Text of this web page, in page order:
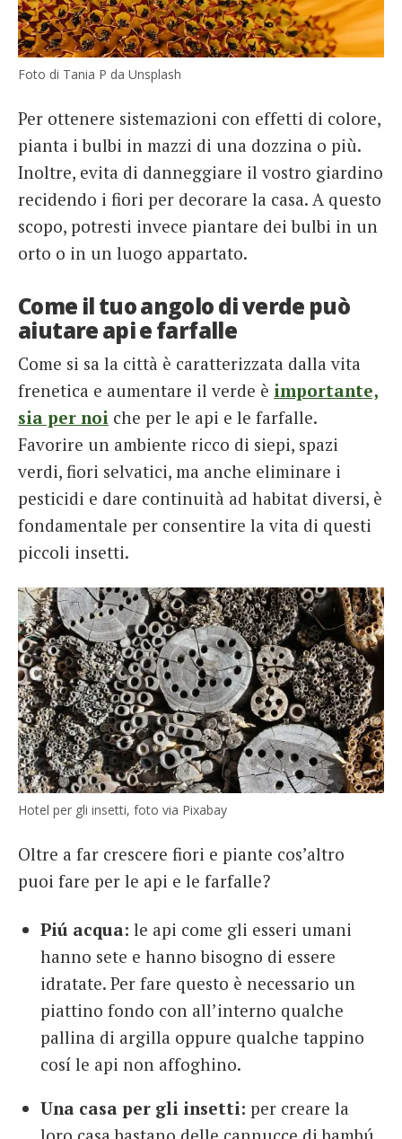
Foto di Tania P da Unsplash
Per ottenere sistemazioni con effetti di colore,
pianta i bulbi in mazzi di una dozzina o più.
Inoltre, evita di danneggiare il vostro giardino
recidendo i fiori per decorare la casa. A questo
scopo, potresti invece piantare dei bulbi in un
orto o in un luogo appartato.
Come il tuo angolo di verde può
aiutare api e farfalle
Come si sa la città è caratterizzata dalla vita
frenetica e aumentare il verde è importante,
sia per noi che per le api e le farfalle.
Favorire un ambiente ricco di siepi, spazi
verdi, fiori selvatici, ma anche eliminare i
pesticidi e dare continuità ad habitat diversi, è
fondamentale per consentire la vita di questi
piccoli insetti.
Hotel per gli insetti, foto via Pixabay
Oltre a far crescere fiori e piante cos’altro
puoi fare per le api e le farfalle?
Piú acqua: le api come gli esseri umani
hanno sete e hanno bisogno di essere
idratate. Per fare questo è necessario un
piattino fondo con all’interno qualche
pallina di argilla oppure qualche tappino
cosí le api non affoghino.
Una casa per gli insetti: per creare la